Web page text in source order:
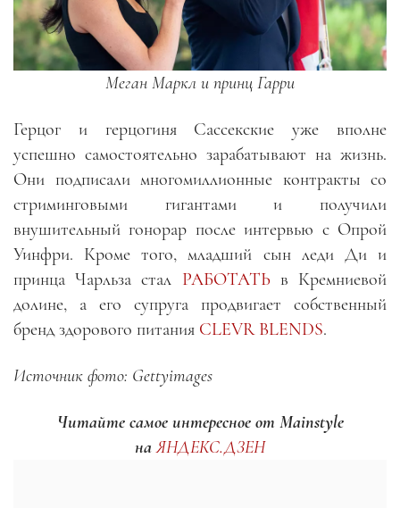
Меган Маркл и принц Гарри
Герцог и герцогиня Сассекские уже вполне
успешно самостоятельно зарабатывают на жизнь.
Они подписали многомиллионные контракты со
стриминговыми гигантами и получили
внушительный гонорар после интервью с Опрой
Уинфри. Кроме того, младший сын леди Ди и
принца Чарльза стал РАБОТАТЬв Кремниевой
долине, а его супруга продвигает собственный
бренд здорового питания CLEVR BLENDS.
Источник фото: Gettyimages
Читайте самое интересное от Mainstyle
наЯНДЕКС.ДЗЕН